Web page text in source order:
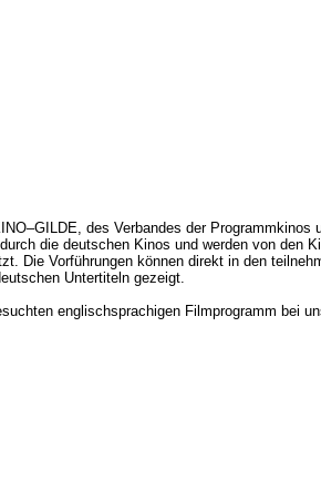
des Verbandes der Programmkinos
die deutschen Kinos und werden von den
Die Vorführungen können direkt in den
Untertiteln gezeigt.
englischsprachigen Filmprogramm bei